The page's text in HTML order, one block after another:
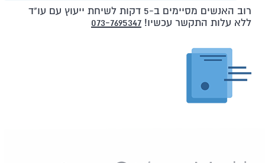
רוב האנשים מסיימים ב-5 דקות לשיחת ייעוץ עם עו"ד
ללא עלות התקשר עכשיו! 073-7695347